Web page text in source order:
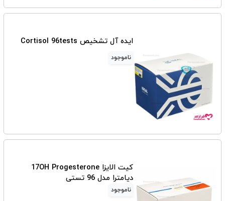
ایده آل تشخیص Cortisol 96tests
ناموجود
کیت الایزا 17OH Progesterone
دیامترا مدل 96 تستی
ناموجود